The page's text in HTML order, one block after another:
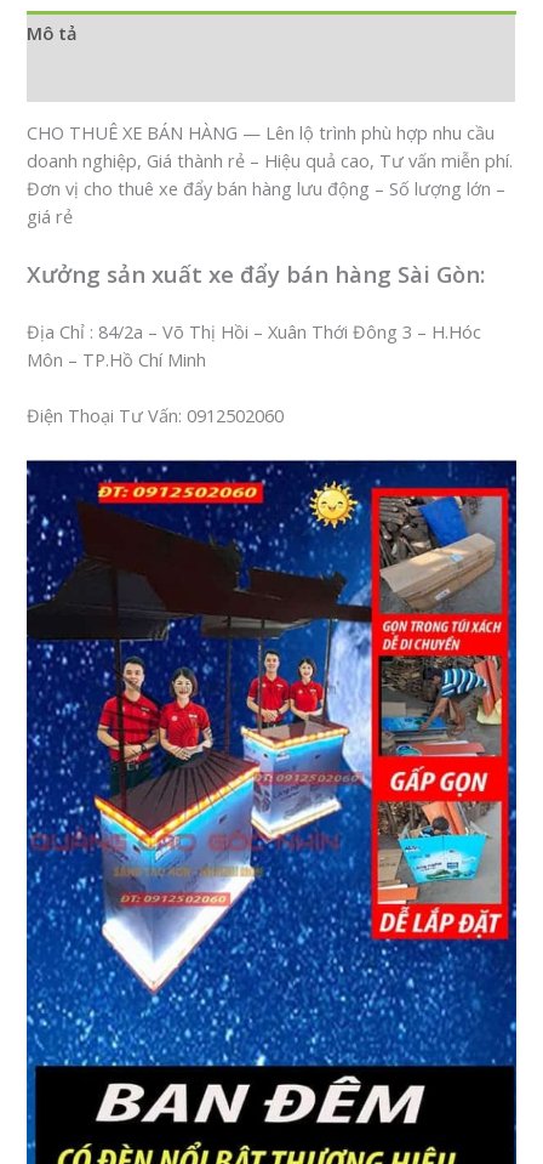
số
Mô tả
CHO THUÊ XE BÁN HÀNG — Lên lộ trình phù hợp nhu cầu
doanh nghiệp, Giá thành rẻ – Hiệu quả cao, Tư vấn miễn phí.
Đơn vị cho thuê xe đẩy bán hàng lưu động – Số lượng lớn –
giá rẻ
Xưởng sản xuất xe đẩy bán hàng Sài Gòn:
Địa Chỉ : 84/2a – Võ Thị Hồi – Xuân Thới Đông 3 – H.Hóc
Môn – TP.Hồ Chí Minh
Điện Thoại Tư Vấn: 0912502060